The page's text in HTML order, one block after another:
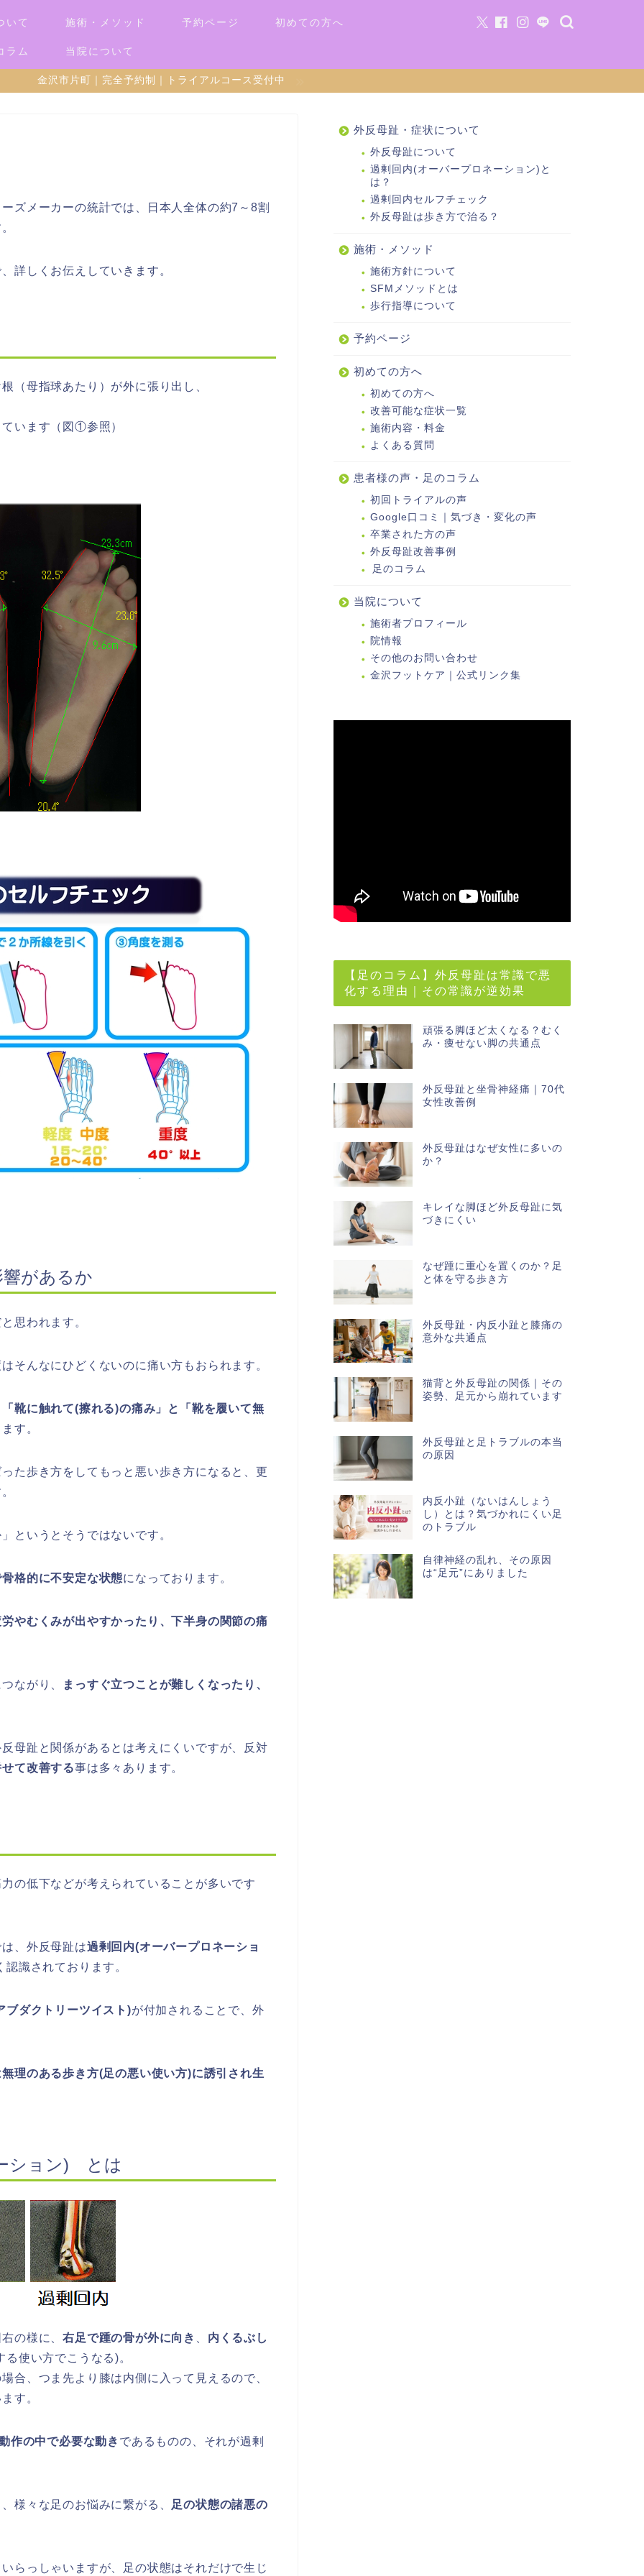
いて 施術・メソッド 予約ページ 初めての方へ
ラム 当院について
金沢市片町｜完全予約制｜トライアルコース受付中
ズメーカーの統計では、日本人全体の約7～8割
詳しくお伝えしていきます。
（母指球あたり）が外に張り出し、
います（図①参照）
があるか
思われます。
そんなにひどくないのに痛い方もおられます。
「靴に触れて(擦れる)の痛み」と「靴を履いて無
す。
た歩き方をしてもっと悪い歩き方になると、更
というとそうではないです。
格的に不安定な状態になっております。
やむくみが出やすかったり、下半身の関節の痛
ながり、 まっすぐ立つことが難しくなったり、
母趾と関係があるとは考えにくいですが、反対
て改善する事は多々あります。
の低下などが考えられていることが多いです
、外反母趾は過剰回内(オーバープロネーショ
識されております。
ブダクトリーツイスト)が付加されることで、外
理のある歩き方(足の悪い使い方)に誘引され生
ション) とは
の様に、右足で踵の骨が外に向き
内くるぶし
使い方でこうなる)。
合、つま先より膝は内側に入って見えるので、
す。
作の中で必要な動き であるものの、それが過剰
様々な足のお悩みに繋がる、 足の状態の諸悪の
らっしゃいますが、足の状態はそれだけで生じ
外反母趾・症状について
外反母趾について
過剰回内(オーバープロネーション)と
は？
過剰回内セルフチェック
外反母趾は歩き方で治る？
施術・メソッド
施術方針について
SFMメソッドとは
歩行指導について
予約ページ
初めての方へ
初めての方へ
改善可能な症状一覧
施術内容・料金
よくある質問
患者様の声・足のコラム
初回トライアルの声
Google口コミ｜気づき・変化の声
卒業された方の声
外反母趾改善事例
足のコラム
当院について
施術者プロフィール
院情報
その他のお問い合わせ
金沢フットケア｜公式リンク集
【足のコラム】外反母趾は常識で悪
化する理由｜その常識が逆効果
頑張る脚ほど太くなる？むく
み・痩せない脚の共通点
外反母趾と坐骨神経痛｜70代
女性改善例
外反母趾はなぜ女性に多いの
か？
キレイな脚ほど外反母趾に気
づきにくい
なぜ踵に重心を置くのか？足
と体を守る歩き方
外反母趾・内反小趾と膝痛の
意外な共通点
猫背と外反母趾の関係｜その
姿勢、足元から崩れています
外反母趾と足トラブルの本当
の原因
内反小趾（ないはんしょう
し）とは？気づかれにくい足
のトラブル
自律神経の乱れ、その原因
は“足元”にありました